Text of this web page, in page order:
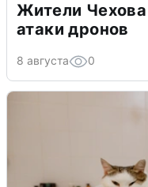
Жители
атаки дронов
8 августа 0